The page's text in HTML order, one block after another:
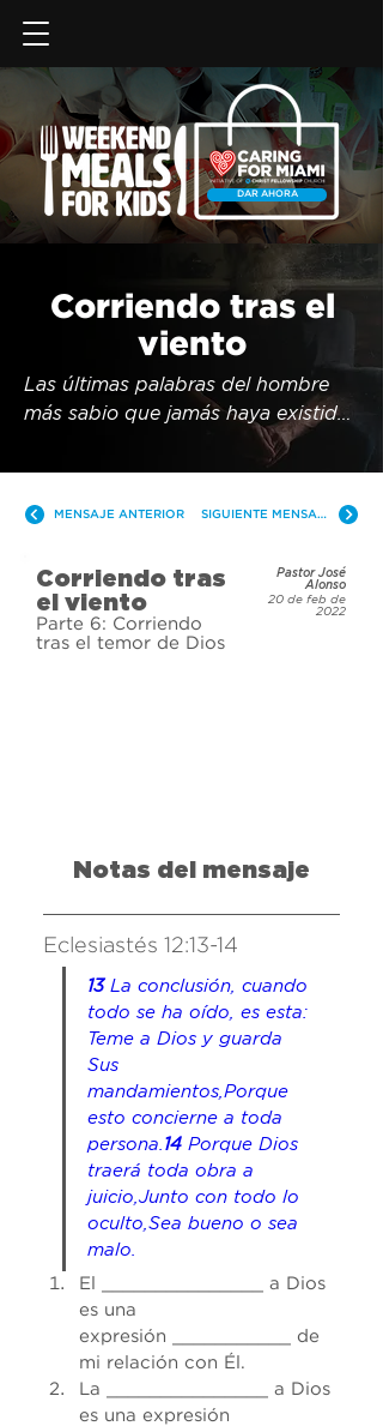
DAR AHORA
Corriendo tras el
viento
Las últimas palabras del hombre
más sabio que jamás haya existido.
Un estudio a través del libro de
Eclesiastés.
MENSAJE ANTERIOR SIGUIENTE MENSAJE
Corriendo tras
el viento
Parte 6: Corriendo
tras el temor de Dios
Pastor José
Alonso
20 de feb de
2022
Notas del mensaje
Eclesiastés 12:13-14
13 La conclusión, cuando
todo se ha oído, es esta:
Teme a Dios y guarda
Sus
mandamientos,Porque
esto concierne a toda
persona. 14 Porque Dios
traerá toda obra a
juicio,Junto con todo lo
oculto,Sea bueno o sea
malo.
El _______________ a Dios
es una
expresión ___________ de
mi relación con Él.
La _______________ a Dios
es una expresión